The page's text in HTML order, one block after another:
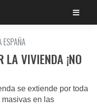
ESPAÑA
VIVIENDA ¡NO
se extiende por toda
en las